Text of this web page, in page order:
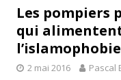
Les pompiers
qui
l’islamophobie
2 mai 2016 Pascal